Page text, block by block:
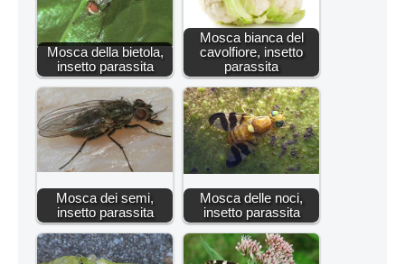
Mosca della bietola,
insetto parassita
Mosca bianca del
cavolfiore, insetto
parassita
Mosca dei semi,
insetto parassita
Mosca delle noci,
insetto parassita